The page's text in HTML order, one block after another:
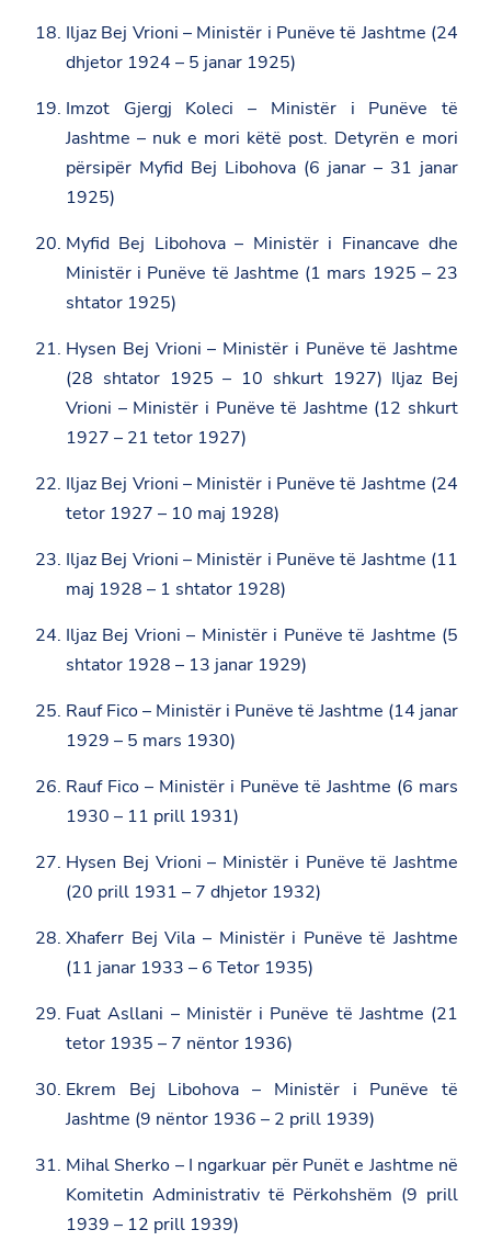
Iljaz Bej Vrioni – Ministër i Punëve të Jashtme (24
dhjetor 1924 – 5 janar 1925)
Imzot Gjergj Koleci – Ministër i Punëve të
Jashtme – nuk e mori këtë post. Detyrën e mori
përsipër Myfid Bej Libohova (6 janar – 31 janar
1925)
Myfid Bej Libohova – Ministër i Financave dhe
Ministër i Punëve të Jashtme (1 mars 1925 – 23
shtator 1925)
Hysen Bej Vrioni – Ministër i Punëve të Jashtme
(28 shtator 1925 – 10 shkurt 1927) Iljaz Bej
Vrioni – Ministër i Punëve të Jashtme (12 shkurt
1927 – 21 tetor 1927)
Iljaz Bej Vrioni – Ministër i Punëve të Jashtme (24
tetor 1927 – 10 maj 1928)
Iljaz Bej Vrioni – Ministër i Punëve të Jashtme (11
maj 1928 – 1 shtator 1928)
Iljaz Bej Vrioni – Ministër i Punëve të Jashtme (5
shtator 1928 – 13 janar 1929)
Rauf Fico – Ministër i Punëve të Jashtme (14 janar
1929 – 5 mars 1930)
Rauf Fico – Ministër i Punëve të Jashtme (6 mars
1930 – 11 prill 1931)
Hysen Bej Vrioni – Ministër i Punëve të Jashtme
(20 prill 1931 – 7 dhjetor 1932)
Xhaferr Bej Vila – Ministër i Punëve të Jashtme
(11 janar 1933 – 6 Tetor 1935)
Fuat Asllani – Ministër i Punëve të Jashtme (21
tetor 1935 – 7 nëntor 1936)
Ekrem Bej Libohova – Ministër i Punëve të
Jashtme (9 nëntor 1936 – 2 prill 1939)
Mihal Sherko – I ngarkuar për Punët e Jashtme në
Komitetin Administrativ të Përkohshëm (9 prill
1939 – 12 prill 1939)